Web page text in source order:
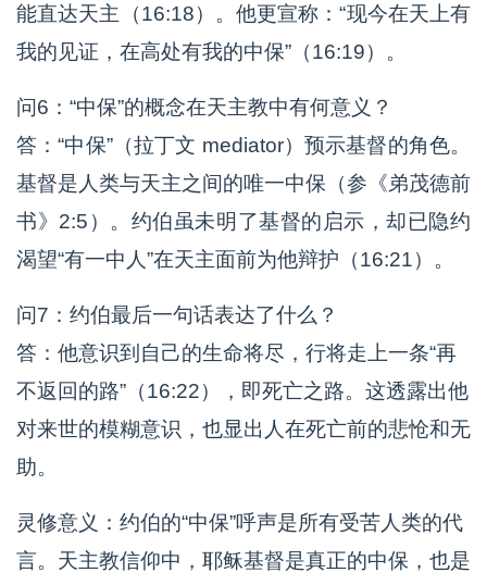
能直达天主（16:18）。他更宣称：“现今在天上有
我的见证，在高处有我的中保”（16:19）。
问6：“中保”的概念在天主教中有何意义？
答：“中保”（拉丁文 mediator）预示基督的角色。
基督是人类与天主之间的唯一中保（参《弟茂德前
书》2:5）。约伯虽未明了基督的启示，却已隐约
渴望“有一中人”在天主面前为他辩护（16:21）。
问7：约伯最后一句话表达了什么？
答：他意识到自己的生命将尽，行将走上一条“再
不返回的路”（16:22），即死亡之路。这透露出他
对来世的模糊意识，也显出人在死亡前的悲怆和无
助。
灵修意义：约伯的“中保”呼声是所有受苦人类的代
言。天主教信仰中，耶稣基督是真正的中保，也是